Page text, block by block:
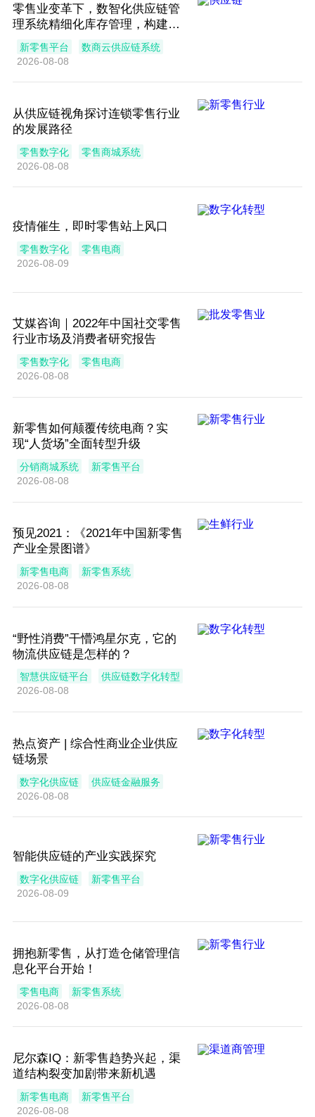
零售业变革下，数智化供应链管
理系统精细化库存管理，构建企
业数字化供应链体系
新零售平台
数商云供应链系统
2026-08-08
从供应链视角探讨连锁零售行业
的发展路径
零售数字化
零售商城系统
2026-08-08
疫情催生，即时零售站上风口
零售数字化
零售电商
2026-08-09
艾媒咨询｜2022年中国社交零售
行业市场及消费者研究报告
零售数字化
零售电商
2026-08-08
新零售如何颠覆传统电商？实
现“人货场”全面转型升级
分销商城系统
新零售平台
2026-08-08
预见2021：《2021年中国新零售
产业全景图谱》
新零售电商
新零售系统
2026-08-08
“野性消费”干懵鸿星尔克，它的
物流供应链是怎样的？
智慧供应链平台
供应链数字化转型
2026-08-08
热点资产 | 综合性商业企业供应
链场景
数字化供应链
供应链金融服务
2026-08-08
智能供应链的产业实践探究
数字化供应链
新零售平台
2026-08-09
拥抱新零售，从打造仓储管理信
息化平台开始！
零售电商
新零售系统
2026-08-08
尼尔森IQ：新零售趋势兴起，渠
道结构裂变加剧带来新机遇
新零售电商
新零售平台
2026-08-08